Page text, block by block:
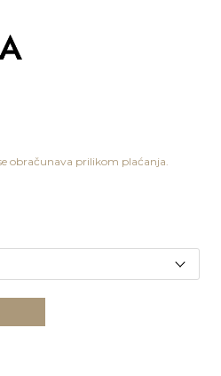
obračunava prilikom plaćanja.